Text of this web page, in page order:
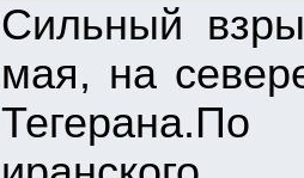
Сильный
мая, на